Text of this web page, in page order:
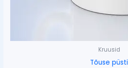
Kruusid
Tõuse püsti